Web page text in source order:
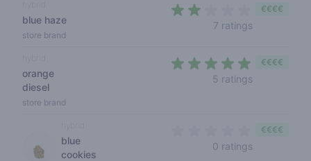
blue haze
store brand
7 ratings
€€€€
orange
diesel
store brand
5 ratings
€€€€
blue
cookies
0 ratings
€€€€